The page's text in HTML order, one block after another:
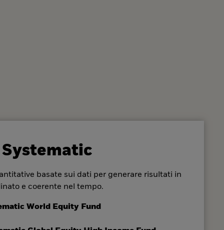
Systematic
basate sui dati per generare risultati in
e coerente nel tempo.
World Equity Fund